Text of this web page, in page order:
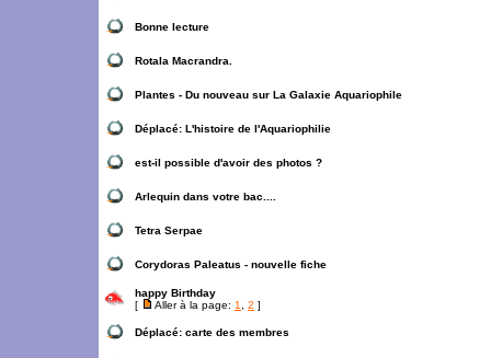
Bonne lecture
Rotala Macrandra.
Plantes - Du nouveau sur La Galaxie Aquariophile
Déplacé: L'histoire de l'Aquariophilie
est-il possible d'avoir des photos ?
Arlequin dans votre bac....
Tetra Serpae
Corydoras Paleatus - nouvelle fiche
happy Birthday
[
Aller à la page: 1 2 ]
Déplacé: carte des membres